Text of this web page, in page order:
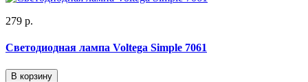
279 р.
Светодиодная лампа Voltega Simple 7061
В корзину